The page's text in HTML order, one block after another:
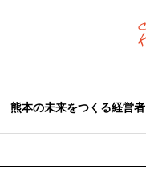
熊本の未来をつくる経営者